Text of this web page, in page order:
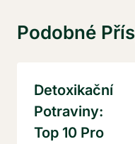
Podobné
Detoxikační
Potraviny:
Top 10 Pro